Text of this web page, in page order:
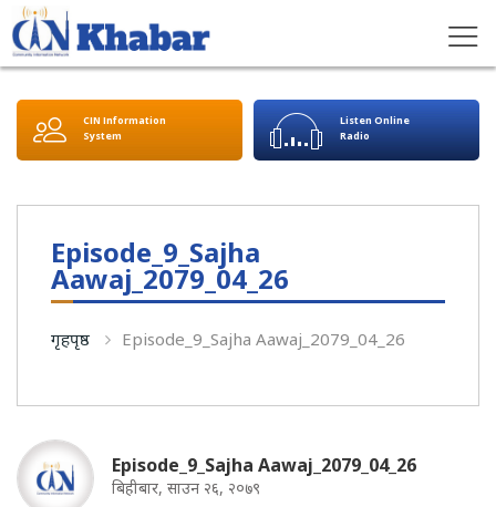
CIN Information
System
Listen Online
Radio
Episode_9_Sajha
Aawaj_2079_04_26
गृहपृष्ठ Episode_9_Sajha Aawaj_2079_04_26
Episode_9_Sajha Aawaj_2079_04_26
बिहीबार, साउन २६, २०७९